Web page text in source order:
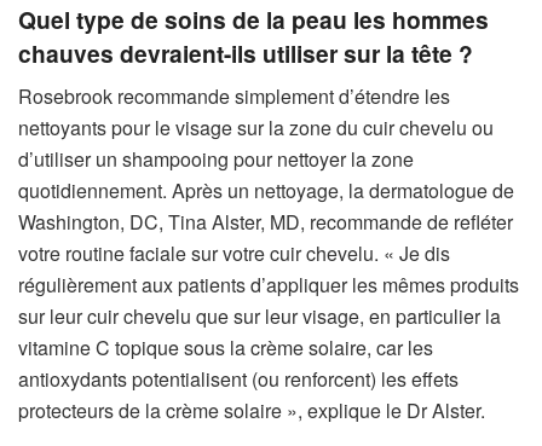
Quel type de soins de la peau les hommes
chauves devraient-ils utiliser sur la tête ?
Rosebrook recommande simplement d’étendre les
nettoyants pour le visage sur la zone du cuir chevelu ou
d’utiliser un shampooing pour nettoyer la zone
quotidiennement. Après un nettoyage, la dermatologue de
Washington, DC, Tina Alster, MD, recommande de refléter
votre routine faciale sur votre cuir chevelu. « Je dis
régulièrement aux patients d’appliquer les mêmes produits
sur leur cuir chevelu que sur leur visage, en particulier la
vitamine C topique sous la crème solaire, car les
antioxydants potentialisent (ou renforcent) les effets
protecteurs de la crème solaire », explique le Dr Alster.